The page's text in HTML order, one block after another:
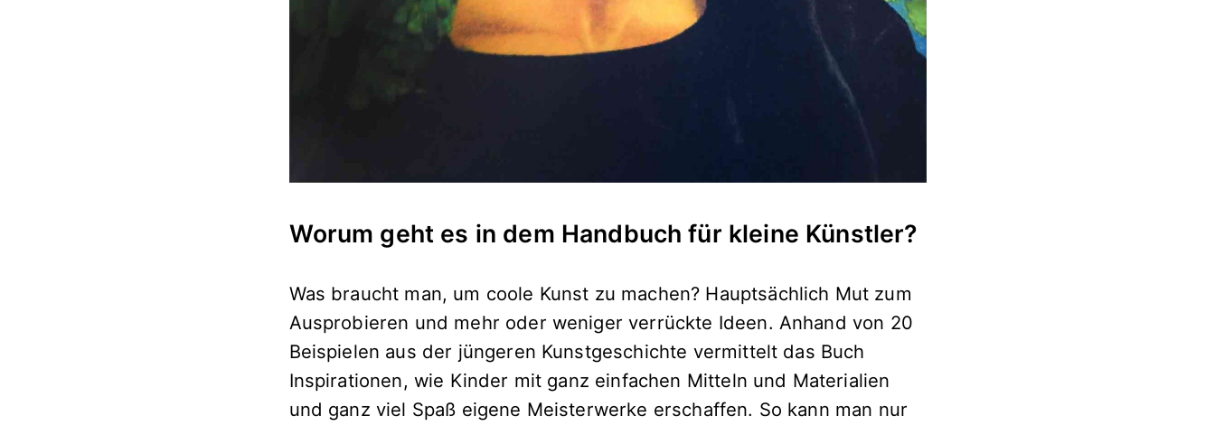
Worum geht es in dem Handbuch für kleine Künstler?
Was braucht man, um coole Kunst zu machen? Hauptsächlich Mut zum
Ausprobieren und mehr oder weniger verrückte Ideen. Anhand von 20
Beispielen aus der jüngeren Kunstgeschichte vermittelt das Buch
Inspirationen, wie Kinder mit ganz einfachen Mitteln und Materialien
und ganz viel Spaß eigene Meisterwerke erschaffen. So kann man nur